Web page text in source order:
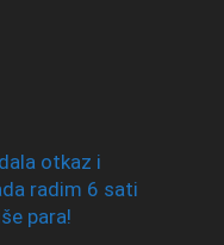
otkaz i
radim 6 sati
para!